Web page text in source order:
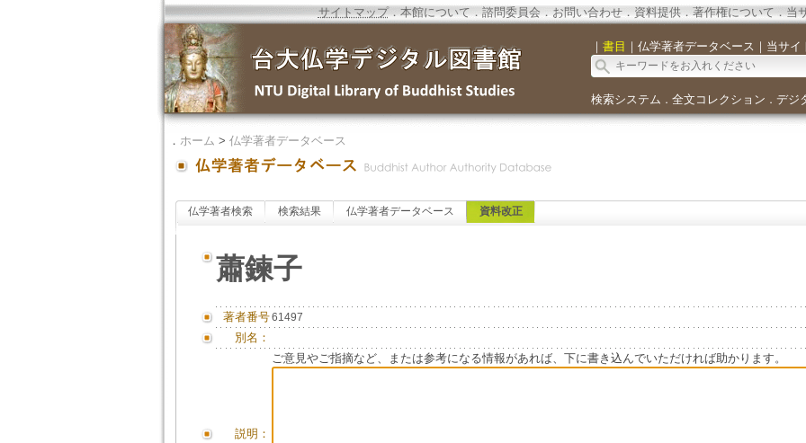
サイトマップ．本館について．諮問委員会． お問い合わせ． 資料提供．著作権について．当
｜ 書目 ｜ 仏学著者データベース ｜ 当サイ
検索システム ． 全文コレクション ． デジ
． ホーム > 仏学著者データベース
仏学著者検索 検索結果 仏学著者データベース 資料改正
蕭鍊子
著者番号61497
別名：
説明：
ご意見やご指摘など、または参考になる情報があれば、下に書き込んでいただければ助かります。